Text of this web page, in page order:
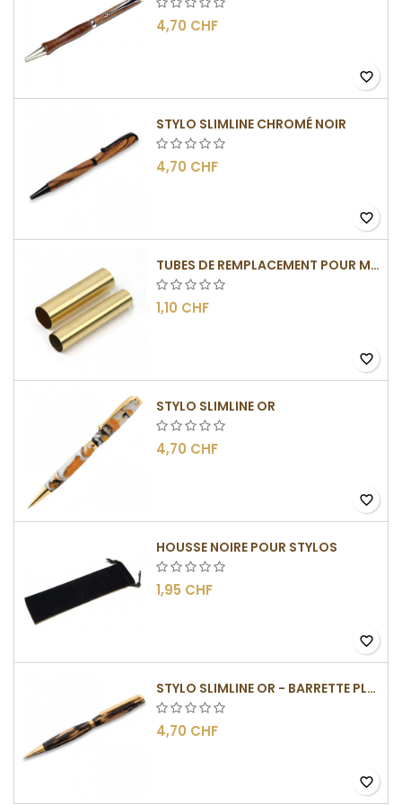
4,70 CHF
favorite_border
STYLO SLIMLINE CHROMÉ NOIR
4,70 CHF
favorite_border
TUBES DE REMPLACEMENT POUR MÉCANISMES SLIMLINE
1,10 CHF
favorite_border
STYLO SLIMLINE OR
4,70 CHF
favorite_border
HOUSSE NOIRE POUR STYLOS
1,95 CHF
favorite_border
STYLO SLIMLINE OR - BARRETTE PLATE
4,70 CHF
favorite_border